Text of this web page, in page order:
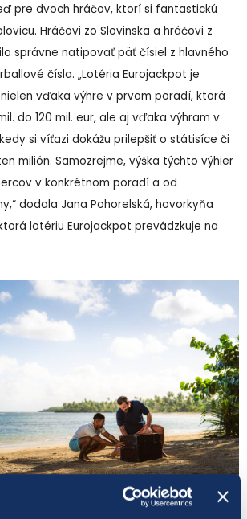
pre dvoch hráčov, ktorí si fantastickú
Hráčovi zo Slovinska a hráčovi z
správne natipovať päť čísiel z hlavného
čísla. „Lotéria Eurojackpot je
vďaka výhre v prvom poradí, ktorá
do 120 mil. eur, ale aj vďaka výhram v
si víťazi dokážu prilepšiť o státisíce či
milión. Samozrejme, výška týchto výhier
v konkrétnom poradí a od
dodala Jana Pohorelská, hovorkyňa
lotériu Eurojackpot prevádzkuje na